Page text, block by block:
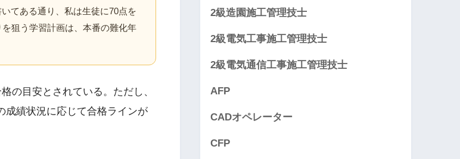
てある通り、私は生徒に70点を
狙う学習計画は、本番の難化年
の目安とされている。ただし、
成績状況に応じて合格ラインが
2級造園施工管理技士
2級電気工事施工管理技士
2級電気通信工事施工管理技士
AFP
CADオペレーター
CFP